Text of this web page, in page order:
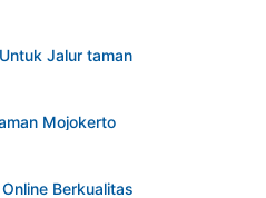
Jalur taman
Mojokerto
Berkualitas